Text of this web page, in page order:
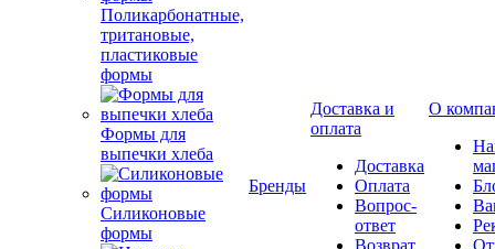
Поликарбонатные,
тритановые,
пластиковые
формы
Формы для
выпечки хлеба
Силиконовые
формы
Бренды
Доставка и
оплата
Доставка
Оплата
Вопрос-
ответ
Возврат
О